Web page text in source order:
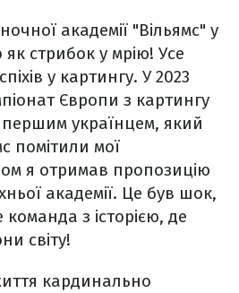
академії "Вільямс" у
як стрибок у мрію! Усе
у картингу. У 2023
Європи з картингу
першим українцем, який
помітили мої
я отримав пропозицію
академії. Це був шок,
з історією, де
світу!
кардинально